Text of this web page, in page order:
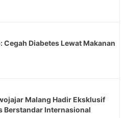
Cegah Diabetes Lewat Makanan
Malang Hadir Eksklusif
Berstandar Internasional